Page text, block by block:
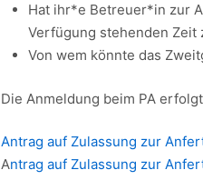
Hat ihr*e Betreuer*in zur
Verfügung stehenden Zeit
Von wem könnte das
Die Anmeldung beim PA
Antrag auf Zulassung zur
Antrag auf Zulassung zur